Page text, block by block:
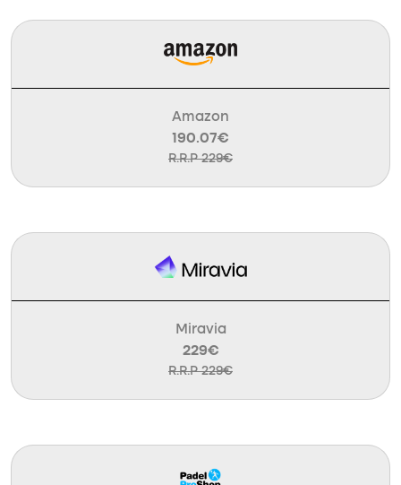
Amazon
190.07€
R.R.P 229€
Miravia
229€
R.R.P 229€